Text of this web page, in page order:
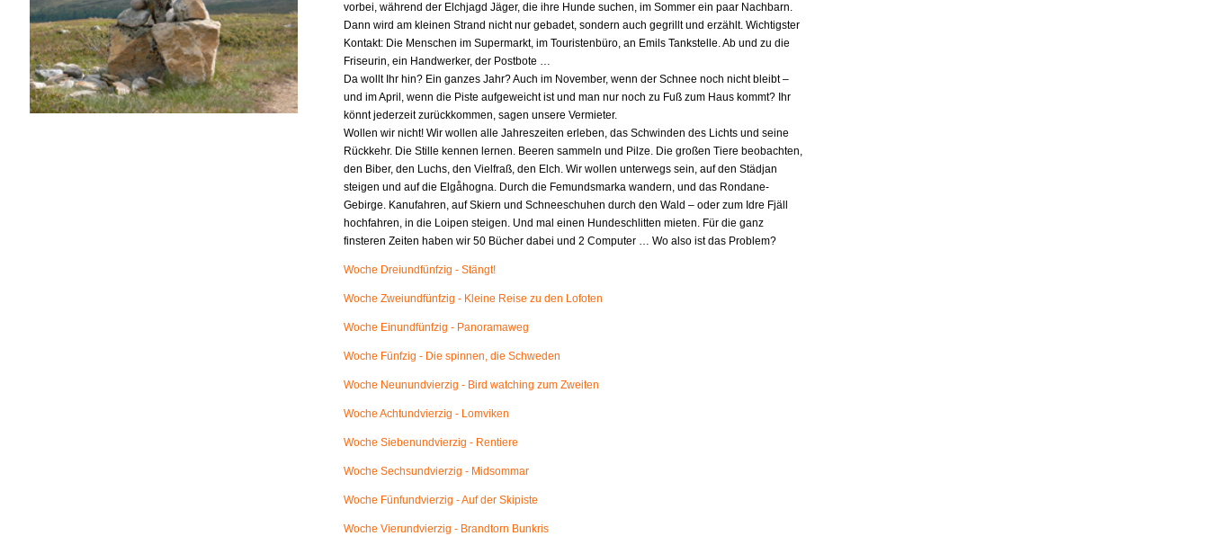
vorbei, während der Elchjagd Jäger, die ihre Hunde suchen, im Sommer ein paar Nachbarn.
Dann wird am kleinen Strand nicht nur gebadet, sondern auch gegrillt und erzählt. Wichtigster
Kontakt: Die Menschen im Supermarkt, im Touristenbüro, an Emils Tankstelle. Ab und zu die
Friseurin, ein Handwerker, der Postbote …
Da wollt Ihr hin? Ein ganzes Jahr? Auch im November, wenn der Schnee noch nicht bleibt –
und im April, wenn die Piste aufgeweicht ist und man nur noch zu Fuß zum Haus kommt? Ihr
könnt jederzeit zurückkommen, sagen unsere Vermieter.
Wollen wir nicht! Wir wollen alle Jahreszeiten erleben, das Schwinden des Lichts und seine
Rückkehr. Die Stille kennen lernen. Beeren sammeln und Pilze. Die großen Tiere beobachten,
den Biber, den Luchs, den Vielfraß, den Elch. Wir wollen unterwegs sein, auf den Städjan
steigen und auf die Elgåhogna. Durch die Femundsmarka wandern, und das Rondane-
Gebirge. Kanufahren, auf Skiern und Schneeschuhen durch den Wald – oder zum Idre Fjäll
hochfahren, in die Loipen steigen. Und mal einen Hundeschlitten mieten. Für die ganz
finsteren Zeiten haben wir 50 Bücher dabei und 2 Computer … Wo also ist das Problem?
Woche Dreiundfünfzig - Stängt!
Woche Zweiundfünfzig - Kleine Reise zu den Lofoten
Woche Einundfünfzig - Panoramaweg
Woche Fünfzig - Die spinnen, die Schweden
Woche Neunundvierzig - Bird watching zum Zweiten
Woche Achtundvierzig - Lomviken
Woche Siebenundvierzig - Rentiere
Woche Sechsundvierzig - Midsommar
Woche Fünfundvierzig - Auf der Skipiste
Woche Vierundvierzig - Brandtorn Bunkris